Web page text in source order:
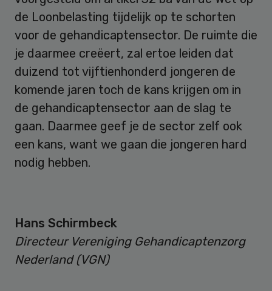
de Loonbelasting tijdelijk op te schorten
voor de gehandicaptensector. De ruimte die
je daarmee creëert, zal ertoe leiden dat
duizend tot vijftienhonderd jongeren de
komende jaren toch de kans krijgen om in
de gehandicaptensector aan de slag te
gaan. Daarmee geef je de sector zelf ook
een kans, want we gaan die jongeren hard
nodig hebben.
Hans Schirmbeck
Directeur Vereniging Gehandicaptenzorg
Nederland (VGN)